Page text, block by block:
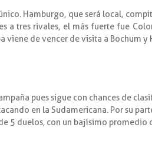
Hamburgo, que será local,
a tres rivales, el más fuerte fue
viene de vencer de visita a Bochum y
pues sigue con chances de
en la Sudamericana. Por su
5 duelos, con un bajísimo promedio